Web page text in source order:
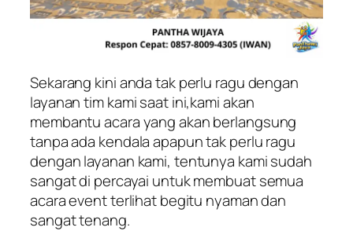
Sekarang kini anda tak perlu ragu dengan
layanan tim kami saat ini,kami akan
membantu acara yang akan berlangsung
tanpa ada kendala apapun tak perlu ragu
dengan layanan kami, tentunya kami sudah
sangat di percayai untuk membuat semua
acara event terlihat begitu nyaman dan
sangat tenang.